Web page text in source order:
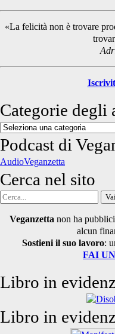
Sidebar
«La felicità non è trovare
Categorie degli
Categorie
degli
articoli
Podcast di
AudioVeganzetta
Cerca nel sito
Cerca
Veganzetta non ha
alcun
Sostieni il suo lavoro:
FAI
Libro in
Libro in